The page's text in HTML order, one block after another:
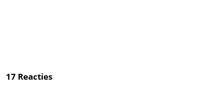
17 Reacties